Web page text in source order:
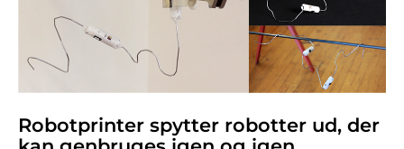
Robotprinter spytter robotter ud, der